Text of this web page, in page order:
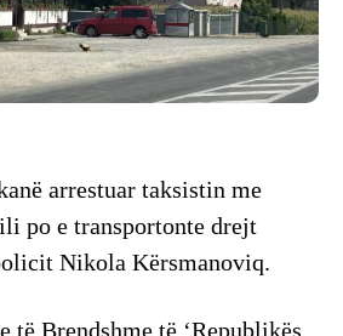
arrestuar taksistin me
po e transportonte drejt
Nikola Kërsmanoviq.
të Brendshme të ‘Republikës